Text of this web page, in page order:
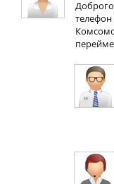
телефон